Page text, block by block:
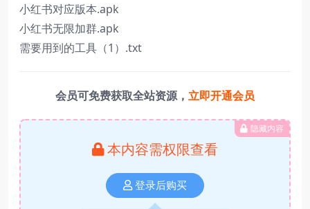
小红书对应版本.apk
小红书无限加群.apk
需要用到的工具（1）.txt
会员可免费获取全站资源， 立即开通会员
隐藏内容
本内容需权限查看
登录后购买